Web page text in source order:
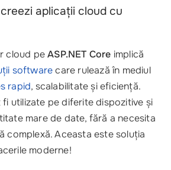
aplicații cloud cu
cloud peASP.NET Core implică
softwarecare rulează în mediul
rapid, scalabilitate și eficiență.
utilizate pe diferite dispozitive și
mare de date, fără a necesita
complexă. Aceasta este soluția
moderne!